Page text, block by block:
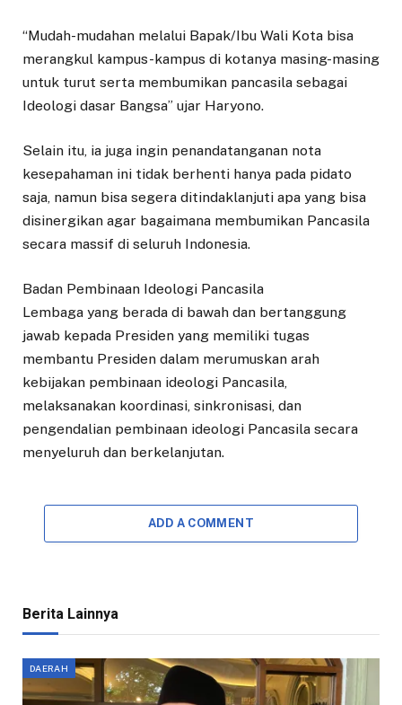
“Mudah-mudahan melalui Bapak/Ibu Wali Kota bisa
merangkul kampus-kampus di kotanya masing-masing
untuk turut serta membumikan pancasila sebagai
Ideologi dasar Bangsa” ujar Haryono.
Selain itu, ia juga ingin penandatanganan nota
kesepahaman ini tidak berhenti hanya pada pidato
saja, namun bisa segera ditindaklanjuti apa yang bisa
disinergikan agar bagaimana membumikan Pancasila
secara massif di seluruh Indonesia.
Badan Pembinaan Ideologi Pancasila
Lembaga yang berada di bawah dan bertanggung
jawab kepada Presiden yang memiliki tugas
membantu Presiden dalam merumuskan arah
kebijakan pembinaan ideologi Pancasila,
melaksanakan koordinasi, sinkronisasi, dan
pengendalian pembinaan ideologi Pancasila secara
menyeluruh dan berkelanjutan.
ADD A COMMENT
Berita Lainnya
DAERAH